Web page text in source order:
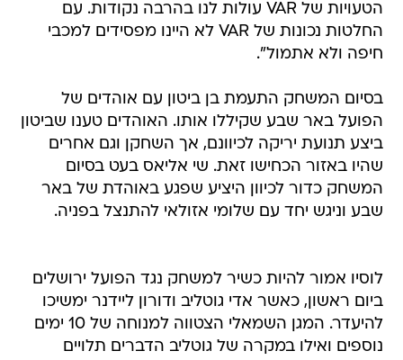
הטעויות של VAR עולות לנו בהרבה נקודות. עם
החלטות נכונות של VAR לא היינו מפסידים למכבי
חיפה ולא אתמול".
בסיום המשחק התעמת בן ביטון עם אוהדים של
הפועל באר שבע שקיללו אותו. האוהדים טענו שביטון
ביצע תנועת יריקה לכיוונם, אך השחקן וגם אחרים
שהיו באזור הכחישו זאת. שי אליאס בעט בסיום
המשחק כדור לכיוון היציע שפגע באוהדת של באר
שבע וניגש יחד עם שלומי אזולאי להתנצל בפניה.
לוסיו אמור להיות כשיר למשחק נגד הפועל ירושלים
ביום ראשון, כאשר אדי גוטליב ודורון ליידנר ימשיכו
להיעדר. המגן השמאלי הצטווה למנוחה של 10 ימים
נוספים ואילו במקרה של גוטליב הדברים תלויים